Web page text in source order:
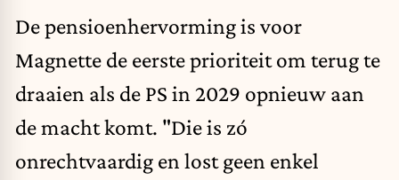
De pensioenhervorming is voor
Magnette de eerste prioriteit om terug te
draaien als de PS in 2029 opnieuw aan
de macht komt. "Die is zó
onrechtvaardig en lost geen enkel